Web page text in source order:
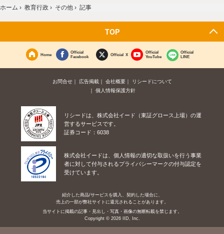
ホーム › 教育行政 › その他 › 記事
TOP
Home
Official
Facebook
Official X
Official
YouTube
Official
LINE
お問合せ 広告掲載 会社概要
リシードについて
個人情報保護方針
リシードは、株式会社イード（東証グロース上場）の運
営するサービスです。
証券コード：6038
株式会社イードは、個人情報の適切な取扱いを行う事業
者に対して付与されるプライバシーマークの付与認定を
受けています。
紹介した商品/サービスを購入、契約した場合に、
売上の一部が弊社サイトに還元されることがあります。
当サイトに掲載の記事・見出し・写真・画像の無断転載を禁じます。
Copyright © 2026 IID, Inc.